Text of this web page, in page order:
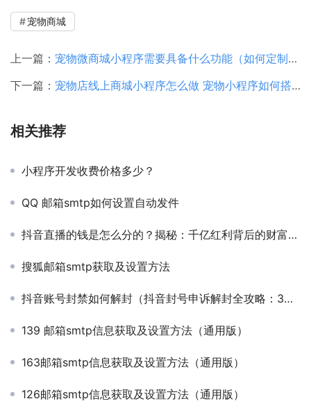
宠物商城
上一篇： 宠物微商城小程序需要具备什么功能（如何定制一款宠物社区小程序）
下一篇： 宠物店线上商城小程序怎么做 宠物小程序如何搭建？
相关推荐
小程序开发收费价格多少？
QQ 邮箱smtp如何设置自动发件
抖音直播的钱是怎么分的？揭秘：千亿红利背后的财富密码
搜狐邮箱smtp获取及设置方法
抖音账号封禁如何解封（抖音封号申诉解封全攻略：3步恢复账号，成功率提升80%！）
139 邮箱smtp信息获取及设置方法（通用版）
163邮箱smtp信息获取及设置方法（通用版）
126邮箱smtp信息获取及设置方法（通用版）